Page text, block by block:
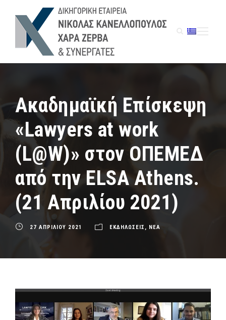
Ακαδημαϊκή Επίσκεψη
«Lawyers at work
(L@W)» στον ΟΠΕΜΕΔ
από την ELSA Athens.
(21 Απριλίου 2021)
27 ΑΠΡΙΛΙΟΥ 2021 ΕΚΔΗΛΩΣΕΙΣ , ΝΕΑ